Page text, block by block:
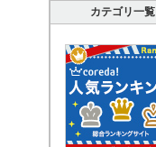
カテゴリ一覧